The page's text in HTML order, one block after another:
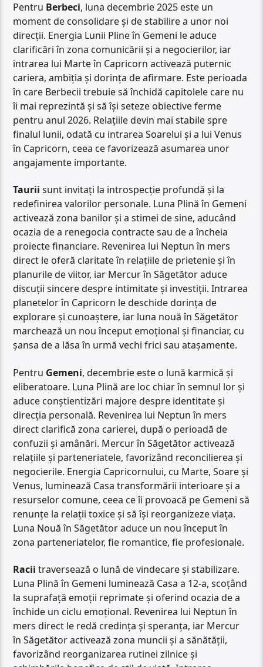
Pentru Berbeci, luna decembrie 2025 este un
moment de consolidare și de stabilire a unor noi
direcții. Energia Lunii Pline în Gemeni le aduce
clarificări în zona comunicării și a negocierilor, iar
intrarea lui Marte în Capricorn activează puternic
cariera, ambiția și dorința de afirmare. Este perioada
în care Berbecii trebuie să închidă capitolele care nu
îi mai reprezintă și să își seteze obiective ferme
pentru anul 2026. Relațiile devin mai stabile spre
finalul lunii, odată cu intrarea Soarelui și a lui Venus
în Capricorn, ceea ce favorizează asumarea unor
angajamente importante.
Taurii sunt invitați la introspecție profundă și la
redefinirea valorilor personale. Luna Plină în Gemeni
activează zona banilor și a stimei de sine, aducând
ocazia de a renegocia contracte sau de a încheia
proiecte financiare. Revenirea lui Neptun în mers
direct le oferă claritate în relațiile de prietenie și în
planurile de viitor, iar Mercur în Săgetător aduce
discuții sincere despre intimitate și investiții. Intrarea
planetelor în Capricorn le deschide dorința de
explorare și cunoaștere, iar luna nouă în Săgetător
marchează un nou început emoțional și financiar, cu
șansa de a lăsa în urmă vechi frici sau atașamente.
Pentru Gemeni, decembrie este o lună karmică și
eliberatoare. Luna Plină are loc chiar în semnul lor și
aduce conștientizări majore despre identitate și
direcția personală. Revenirea lui Neptun în mers
direct clarifică zona carierei, după o perioadă de
confuzii și amânări. Mercur în Săgetător activează
relațiile și parteneriatele, favorizând reconcilierea și
negocierile. Energia Capricornului, cu Marte, Soare și
Venus, luminează Casa transformării interioare și a
resurselor comune, ceea ce îi provoacă pe Gemeni să
renunțe la relații toxice și să își reorganizeze viața.
Luna Nouă în Săgetător aduce un nou început în
zona parteneriatelor, fie romantice, fie profesionale.
Racii traversează o lună de vindecare și stabilizare.
Luna Plină în Gemeni luminează Casa a 12-a, scoțând
la suprafață emoții reprimate și oferind ocazia de a
închide un ciclu emoțional. Revenirea lui Neptun în
mers direct le redă credința și speranța, iar Mercur
în Săgetător activează zona muncii și a sănătății,
favorizând reorganizarea rutinei zilnice și